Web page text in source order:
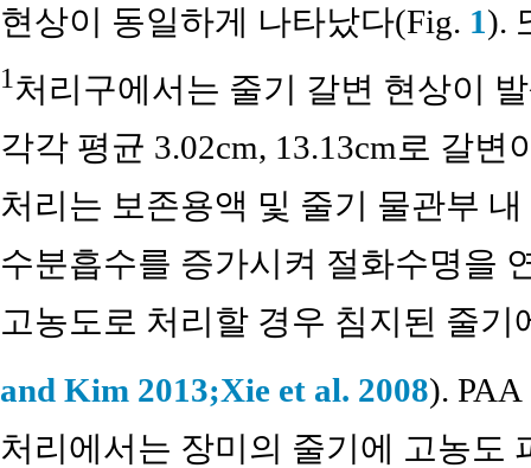
현상이 동일하게 나타났다(Fig. 1).
1처리구에서는 줄기 갈변 현상이
각각 평균 3.02cm, 13.13cm로 갈
처리는 보존용액 및 줄기 물관부
수분흡수를 증가시켜 절화수명을
고농도로 처리할 경우 침지된 줄
and Kim 2013;Xie et al. 2008). PAA
처리에서는 장미의 줄기에 고농도